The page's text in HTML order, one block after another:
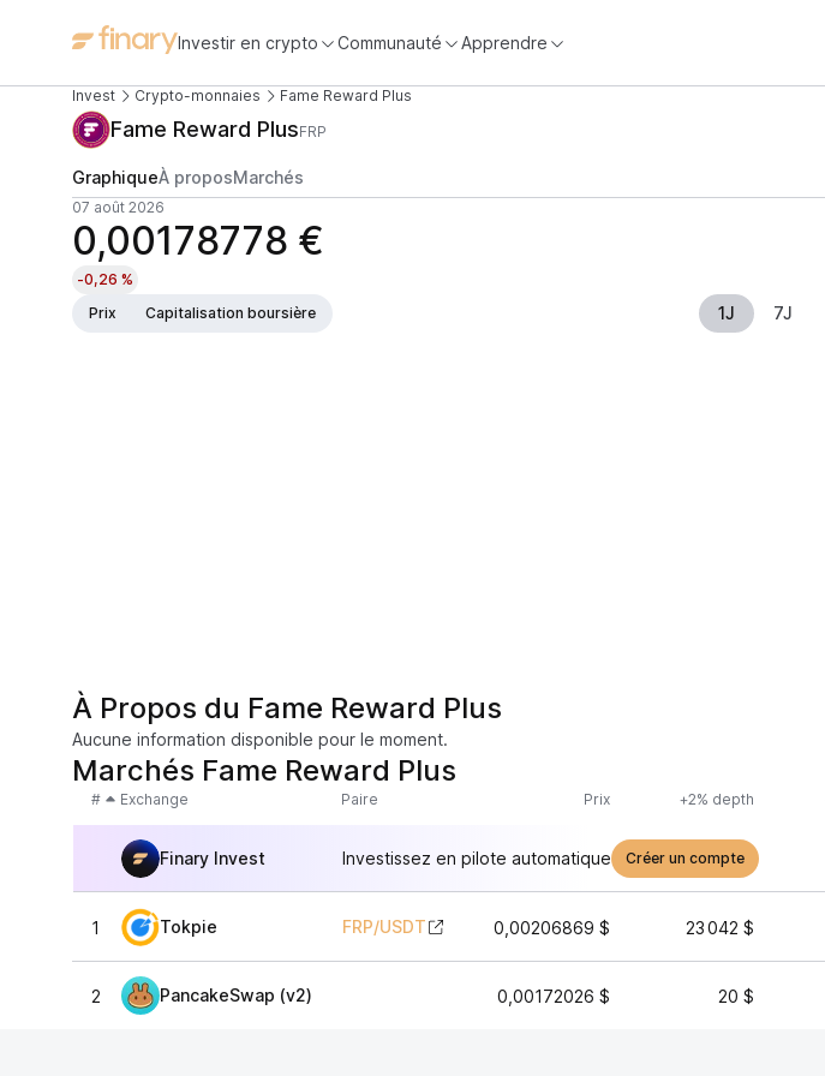
Investir en crypto Communauté Apprendre
Invest Crypto-monnaies Fame Reward Plus
Fame Reward PlusFRP
GraphiqueÀ proposMarchés
07 août 2026
0,00178778 €
-0,26 %
Prix
Capitalisation boursière 1J 7J
À Propos du Fame Reward Plus
Aucune information disponible pour le moment.
Marchés Fame Reward Plus
# Exchange Paire Prix +2% depth
Finary Invest Investissez en pilote automatique Créer un compte
1 Tokpie FRP/USDT 0,00206869 $ 23 042 $
2 PancakeSwap (v2) 0,00172026 $ 20 $